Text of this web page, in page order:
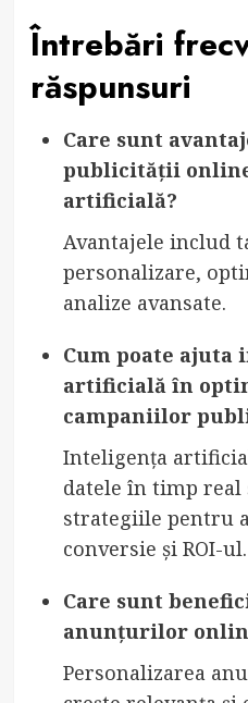
Întrebări
răspunsuri
Care sunt
publicității
artificială?
Avantajele includ
personalizare,
analize avansate.
Cum poate ajuta
artificială în
campaniilor
Inteligența
datele în timp real
strategiile pentru
conversie și ROI-ul.
Care sunt
anunțurilor
Personalizarea